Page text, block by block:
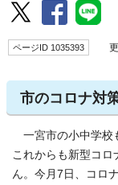
ページID 1035393 更
市のコロナ対
一宮市の小中学校
これからも新型コロ
ん。今月7日、コロ